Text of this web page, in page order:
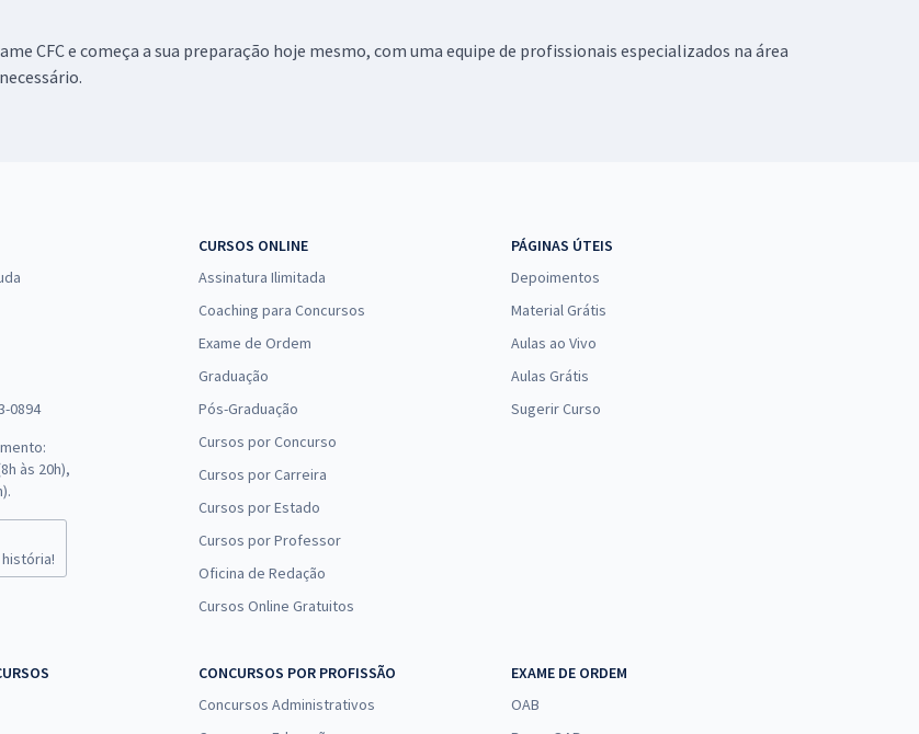
CFC e começa a sua preparação hoje mesmo, com uma equipe de profissionais especializados na área
0894
às 20h),
CURSOS ONLINE
Assinatura Ilimitada
Coaching para Concursos
Exame de Ordem
Graduação
Pós-Graduação
Cursos por Concurso
Cursos por Carreira
Cursos por Estado
Cursos por Professor
Oficina de Redação
Cursos Online Gratuitos
PÁGINAS ÚTEIS
Depoimentos
Material Grátis
Aulas ao Vivo
Aulas Grátis
Sugerir Curso
CONCURSOS POR PROFISSÃO
Concursos Administrativos
EXAME DE ORDEM
OAB